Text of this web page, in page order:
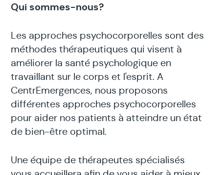
Qui sommes-nous?
Les approches psychocorporelles sont des
méthodes thérapeutiques qui visent à
améliorer la santé psychologique en
travaillant sur le corps et l'esprit. A
CentrEmergences, nous proposons
différentes approches psychocorporelles
pour aider nos patients à atteindre un état
de bien-être optimal.
Une équipe de thérapeutes spécialisés